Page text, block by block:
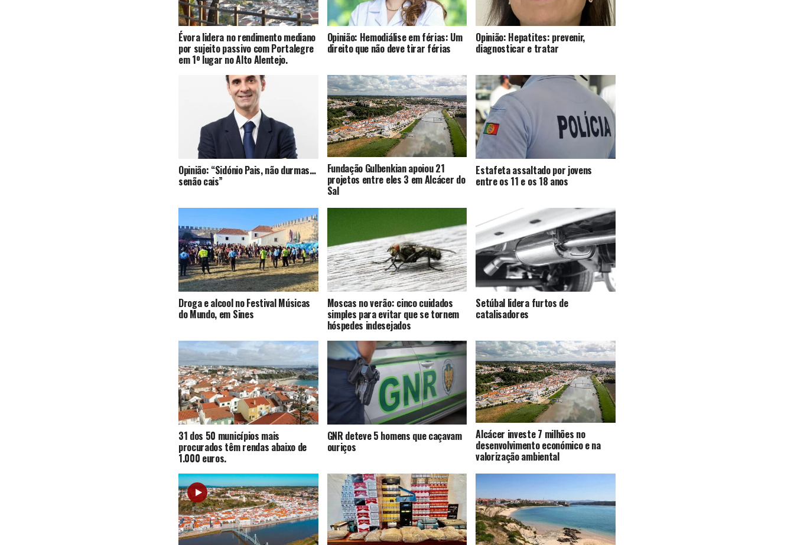
Évora lidera no rendimento mediano
por sujeito passivo com Portalegre
em 1º lugar no Alto Alentejo.
Opinião: Hemodiálise em férias: Um
direito que não deve tirar férias
Opinião: Hepatites: prevenir,
diagnosticar e tratar
Opinião: “Sidónio Pais, não durmas…
senão cais”
Fundação Gulbenkian apoiou 21
projetos entre eles 3 em Alcácer do
Sal
Estafeta assaltado por jovens
entre os 11 e os 18 anos
Droga e alcool no Festival Músicas
do Mundo, em Sines
Moscas no verão: cinco cuidados
simples para evitar que se tornem
hóspedes indesejados
Setúbal lidera furtos de
catalisadores
31 dos 50 municípios mais
procurados têm rendas abaixo de
1.000 euros.
GNR deteve 5 homens que caçavam
ouriços
Alcácer investe 7 milhões no
desenvolvimento económico e na
valorização ambiental